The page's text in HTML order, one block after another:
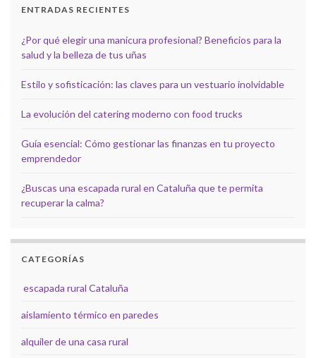
ENTRADAS RECIENTES
¿Por qué elegir una manicura profesional? Beneficios para la
salud y la belleza de tus uñas
Estilo y sofisticación: las claves para un vestuario inolvidable
La evolución del catering moderno con food trucks
Guía esencial: Cómo gestionar las finanzas en tu proyecto
emprendedor
¿Buscas una escapada rural en Cataluña que te permita
recuperar la calma?
CATEGORÍAS
escapada rural Cataluña
aislamiento térmico en paredes
alquiler de una casa rural